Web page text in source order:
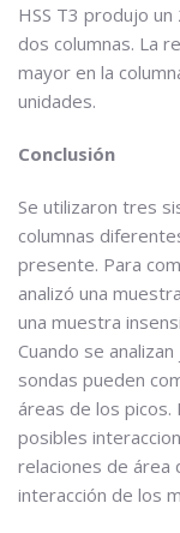
HSS T3 produjo
dos columnas. La
mayor en la
unidades.
Conclusión
Se utilizaron tres
columnas
presente. Para
analizó una
una muestra
Cuando se
sondas pueden
áreas de los picos.
posibles
relaciones de área
interacción de los